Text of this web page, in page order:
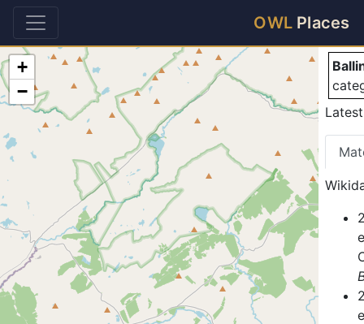
OWL Places
+
−